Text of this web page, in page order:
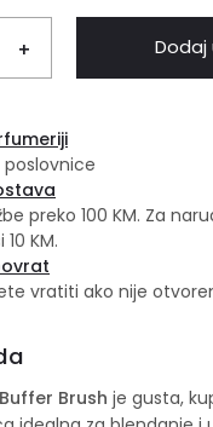
+ Dodaj
poslovnice
preko 100 KM. Za
KM.
vratiti ako nije
Brush je gusta,